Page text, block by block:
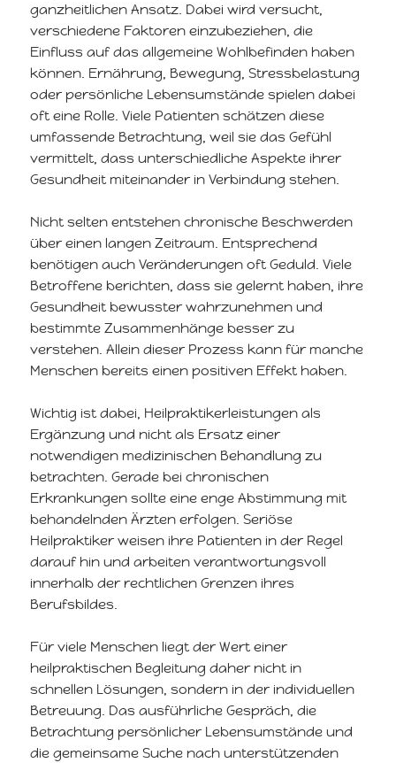
ganzheitlichen Ansatz. Dabei wird versucht,
verschiedene Faktoren einzubeziehen, die
Einfluss auf das allgemeine Wohlbefinden haben
können. Ernährung, Bewegung, Stressbelastung
oder persönliche Lebensumstände spielen dabei
oft eine Rolle. Viele Patienten schätzen diese
umfassende Betrachtung, weil sie das Gefühl
vermittelt, dass unterschiedliche Aspekte ihrer
Gesundheit miteinander in Verbindung stehen.
Nicht selten entstehen chronische Beschwerden
über einen langen Zeitraum. Entsprechend
benötigen auch Veränderungen oft Geduld. Viele
Betroffene berichten, dass sie gelernt haben, ihre
Gesundheit bewusster wahrzunehmen und
bestimmte Zusammenhänge besser zu
verstehen. Allein dieser Prozess kann für manche
Menschen bereits einen positiven Effekt haben.
Wichtig ist dabei, Heilpraktikerleistungen als
Ergänzung und nicht als Ersatz einer
notwendigen medizinischen Behandlung zu
betrachten. Gerade bei chronischen
Erkrankungen sollte eine enge Abstimmung mit
behandelnden Ärzten erfolgen. Seriöse
Heilpraktiker weisen ihre Patienten in der Regel
darauf hin und arbeiten verantwortungsvoll
innerhalb der rechtlichen Grenzen ihres
Berufsbildes.
Für viele Menschen liegt der Wert einer
heilpraktischen Begleitung daher nicht in
schnellen Lösungen, sondern in der individuellen
Betreuung. Das ausführliche Gespräch, die
Betrachtung persönlicher Lebensumstände und
die gemeinsame Suche nach unterstützenden